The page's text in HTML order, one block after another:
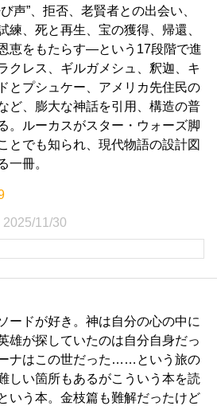
声”、拒否、老賢者との出会い、
練、死と再生、宝の獲得、帰還、
恵をもたらす—という17段階で進
クレス、ギルガメシュ、釈迦、キ
とプシュケー、アメリカ先住民の
ど、膨大な神話を引用、構造の普
。ルーカスがスター・ウォーズ脚
とでも知られ、現代物語の設計図
一冊。
2025/11/30
ードが好き。神は自分の心の中に
雄が探していたのは自分自身だっ
ナはこの世だった……という旅の
しい箇所もあるがこういう本を読
いう本。金枝篇も難解だったけど